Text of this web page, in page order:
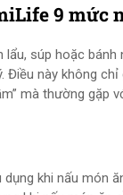
9 mức
súp hoặc
Điều này không
mà thường gặp